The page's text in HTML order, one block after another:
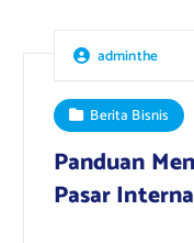
adminthe
Berita Bisnis
Panduan
Pasar